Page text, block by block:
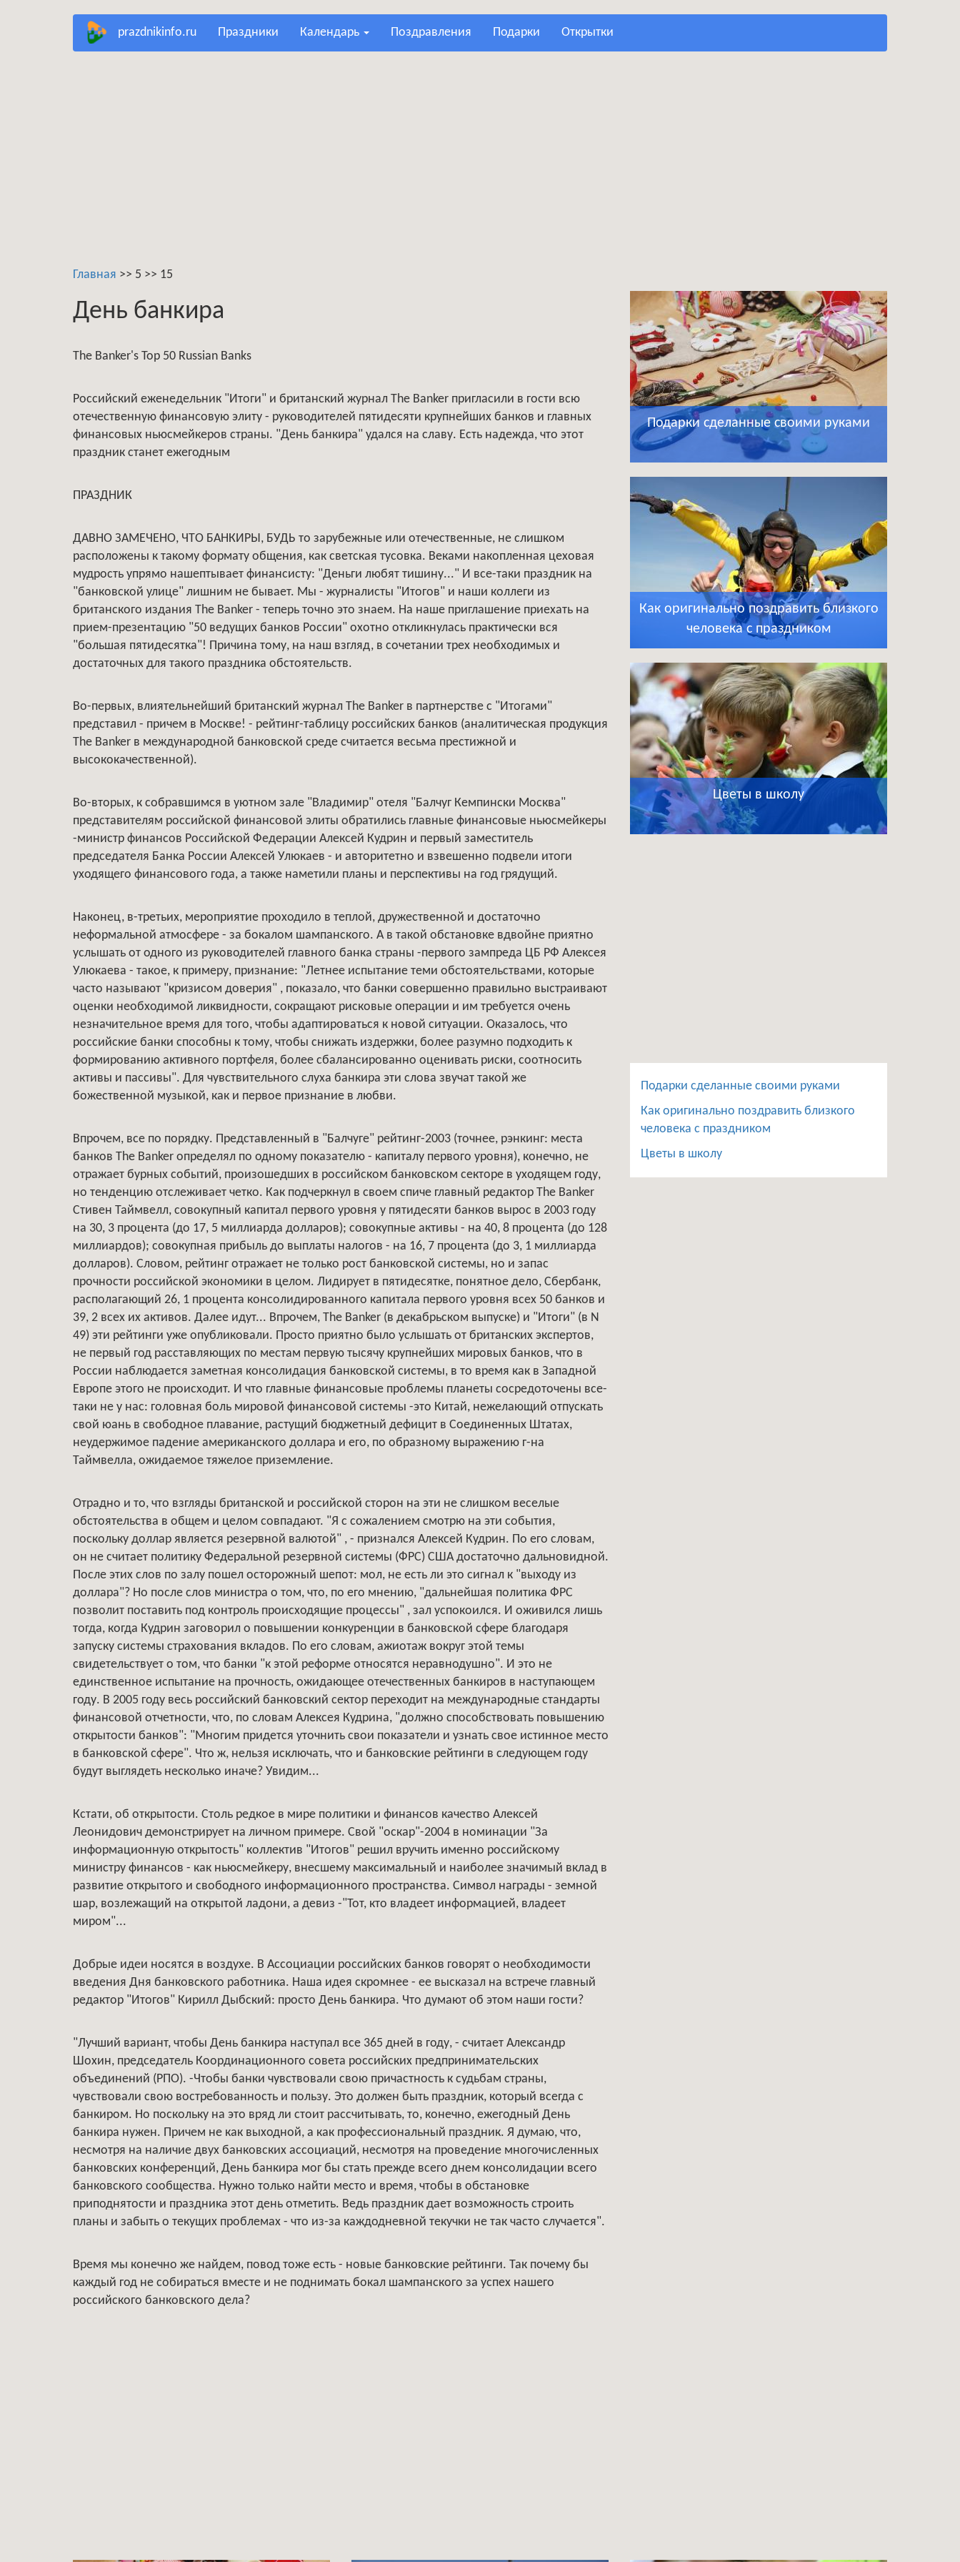
prazdnikinfo.ru праздники календарь поздравления подарки открытки
Главная >> 5 >> 15
День банкира
The Banker's Top 50 Russian Banks
Российский еженедельник "Итоги" и британский журнал The Banker пригласили в гости всю
отечественную финансовую элиту - руководителей пятидесяти крупнейших банков и главных
финансовых ньюсмейкеров страны. "День банкира" удался на славу. Есть надежда, что этот
праздник станет ежегодным
ПРАЗДНИК
ДАВНО ЗАМЕЧЕНО, ЧТО БАНКИРЫ, БУДЬ то зарубежные или отечественные, не слишком
расположены к такому формату общения, как светская тусовка. Веками накопленная цеховая
мудрость упрямо нашептывает финансисту: "Деньги любят тишину..." И все-таки праздник на
"банковской улице" лишним не бывает. Мы - журналисты "Итогов" и наши коллеги из
британского издания The Banker - теперь точно это знаем. На наше приглашение приехать на
прием-презентацию "50 ведущих банков России" охотно откликнулась практически вся
"большая пятидесятка"! Причина тому, на наш взгляд, в сочетании трех необходимых и
достаточных для такого праздника обстоятельств.
Во-первых, влиятельнейший британский журнал The Banker в партнерстве с "Итогами"
представил - причем в Москве! - рейтинг-таблицу российских банков (аналитическая продукция
The Banker в международной банковской среде считается весьма престижной и
высококачественной).
Во-вторых, к собравшимся в уютном зале "Владимир" отеля "Балчуг Кемпински Москва"
представителям российской финансовой элиты обратились главные финансовые ньюсмейкеры
-министр финансов Российской Федерации Алексей Кудрин и первый заместитель
председателя Банка России Алексей Улюкаев - и авторитетно и взвешенно подвели итоги
уходящего финансового года, а также наметили планы и перспективы на год грядущий.
Наконец, в-третьих, мероприятие проходило в теплой, дружественной и достаточно
неформальной атмосфере - за бокалом шампанского. А в такой обстановке вдвойне приятно
услышать от одного из руководителей главного банка страны -первого зампреда ЦБ РФ Алексея
Улюкаева - такое, к примеру, признание: "Летнее испытание теми обстоятельствами, которые
часто называют "кризисом доверия" , показало, что банки совершенно правильно выстраивают
оценки необходимой ликвидности, сокращают рисковые операции и им требуется очень
незначительное время для того, чтобы адаптироваться к новой ситуации. Оказалось, что
российские банки способны к тому, чтобы снижать издержки, более разумно подходить к
формированию активного портфеля, более сбалансированно оценивать риски, соотносить
активы и пассивы". Для чувствительного слуха банкира эти слова звучат такой же
божественной музыкой, как и первое признание в любви.
Впрочем, все по порядку. Представленный в "Балчуге" рейтинг-2003 (точнее, рэнкинг: места
банков The Banker определял по одному показателю - капиталу первого уровня), конечно, не
отражает бурных событий, произошедших в российском банковском секторе в уходящем году,
но тенденцию отслеживает четко. Как подчеркнул в своем спиче главный редактор The Banker
Стивен Таймвелл, совокупный капитал первого уровня у пятидесяти банков вырос в 2003 году
на 30, 3 процента (до 17, 5 миллиарда долларов); совокупные активы - на 40, 8 процента (до 128
миллиардов); совокупная прибыль до выплаты налогов - на 16, 7 процента (до 3, 1 миллиарда
долларов). Словом, рейтинг отражает не только рост банковской системы, но и запас
прочности российской экономики в целом. Лидирует в пятидесятке, понятное дело, Сбербанк,
располагающий 26, 1 процента консолидированного капитала первого уровня всех 50 банков и
39, 2 всех их активов. Далее идут... Впрочем, The Banker (в декабрьском выпуске) и "Итоги" (в N
49) эти рейтинги уже опубликовали. Просто приятно было услышать от британских экспертов,
не первый год расставляющих по местам первую тысячу крупнейших мировых банков, что в
России наблюдается заметная консолидация банковской системы, в то время как в Западной
Европе этого не происходит. И что главные финансовые проблемы планеты сосредоточены все-
таки не у нас: головная боль мировой финансовой системы -это Китай, нежелающий отпускать
свой юань в свободное плавание, растущий бюджетный дефицит в Соединенных Штатах,
неудержимое падение американского доллара и его, по образному выражению г-на
Таймвелла, ожидаемое тяжелое приземление.
Отрадно и то, что взгляды британской и российской сторон на эти не слишком веселые
обстоятельства в общем и целом совпадают. "Я с сожалением смотрю на эти события,
поскольку доллар является резервной валютой" , - признался Алексей Кудрин. По его словам,
он не считает политику Федеральной резервной системы (ФРС) США достаточно дальновидной.
После этих слов по залу пошел осторожный шепот: мол, не есть ли это сигнал к "выходу из
доллара"? Но после слов министра о том, что, по его мнению, "дальнейшая политика ФРС
позволит поставить под контроль происходящие процессы" , зал успокоился. И оживился лишь
тогда, когда Кудрин заговорил о повышении конкуренции в банковской сфере благодаря
запуску системы страхования вкладов. По его словам, ажиотаж вокруг этой темы
свидетельствует о том, что банки "к этой реформе относятся неравнодушно". И это не
единственное испытание на прочность, ожидающее отечественных банкиров в наступающем
году. В 2005 году весь российский банковский сектор переходит на международные стандарты
финансовой отчетности, что, по словам Алексея Кудрина, "должно способствовать повышению
открытости банков": "Многим придется уточнить свои показатели и узнать свое истинное место
в банковской сфере". Что ж, нельзя исключать, что и банковские рейтинги в следующем году
будут выглядеть несколько иначе? Увидим...
Кстати, об открытости. Столь редкое в мире политики и финансов качество Алексей
Леонидович демонстрирует на личном примере. Свой "оскар"-2004 в номинации "За
информационную открытость" коллектив "Итогов" решил вручить именно российскому
министру финансов - как ньюсмейкеру, внесшему максимальный и наиболее значимый вклад в
развитие открытого и свободного информационного пространства. Символ награды - земной
шар, возлежащий на открытой ладони, а девиз -"Тот, кто владеет информацией, владеет
миром"...
Добрые идеи носятся в воздухе. В Ассоциации российских банков говорят о необходимости
введения Дня банковского работника. Наша идея скромнее - ее высказал на встрече главный
редактор "Итогов" Кирилл Дыбский: просто День банкира. Что думают об этом наши гости?
"Лучший вариант, чтобы День банкира наступал все 365 дней в году, - считает Александр
Шохин, председатель Координационного совета российских предпринимательских
объединений (РПО). -Чтобы банки чувствовали свою причастность к судьбам страны,
чувствовали свою востребованность и пользу. Это должен быть праздник, который всегда с
банкиром. Но поскольку на это вряд ли стоит рассчитывать, то, конечно, ежегодный День
банкира нужен. Причем не как выходной, а как профессиональный праздник. Я думаю, что,
несмотря на наличие двух банковских ассоциаций, несмотря на проведение многочисленных
банковских конференций, День банкира мог бы стать прежде всего днем консолидации всего
банковского сообщества. Нужно только найти место и время, чтобы в обстановке
приподнятости и праздника этот день отметить. Ведь праздник дает возможность строить
планы и забыть о текущих проблемах - что из-за каждодневной текучки не так часто случается".
Время мы конечно же найдем, повод тоже есть - новые банковские рейтинги. Так почему бы
каждый год не собираться вместе и не поднимать бокал шампанского за успех нашего
российского банковского дела?
Подарки сделанные своими руками
Как оригинально поздравить близкого
человека с праздником
Цветы в школу
Подарки сделанные своими руками
Как оригинально поздравить близкого
человека с праздником
Цветы в школу